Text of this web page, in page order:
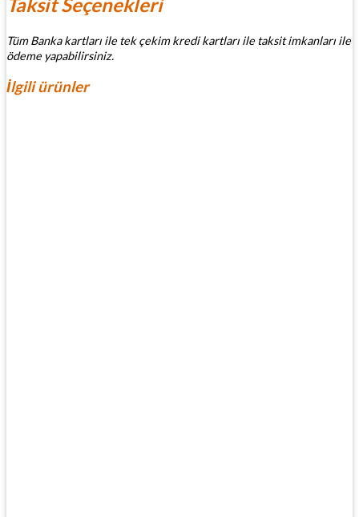
Tüm Banka kartları ile tek çekim kredi kartları ile taksit imkanları ile
ödeme yapabilirsiniz.
İlgili ürünler